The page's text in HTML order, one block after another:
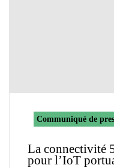
Communiqué de
La connectivité
pour l’IoT